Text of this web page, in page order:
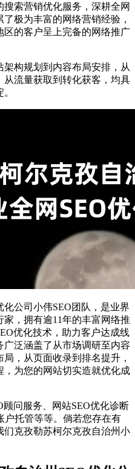
索营销优化服务，深耕全网
极为丰富的网络营销经验，
的客户呈上完备的网络推广
构规划到内容布局安排，从
流量获取到转化获客，均具
公司小伟SEO团队，是业界
，拥有逾11年的丰富网络推
优化技术，助力客户达成线
广泛涵盖了从市场调研至内容
，从页面收录到排名提升，
，为您的网站切实造就优化成
问服务、网站SEO优化诊断
户托管等等。倘若您存在有
克孜勒苏柯尔克孜自治州小